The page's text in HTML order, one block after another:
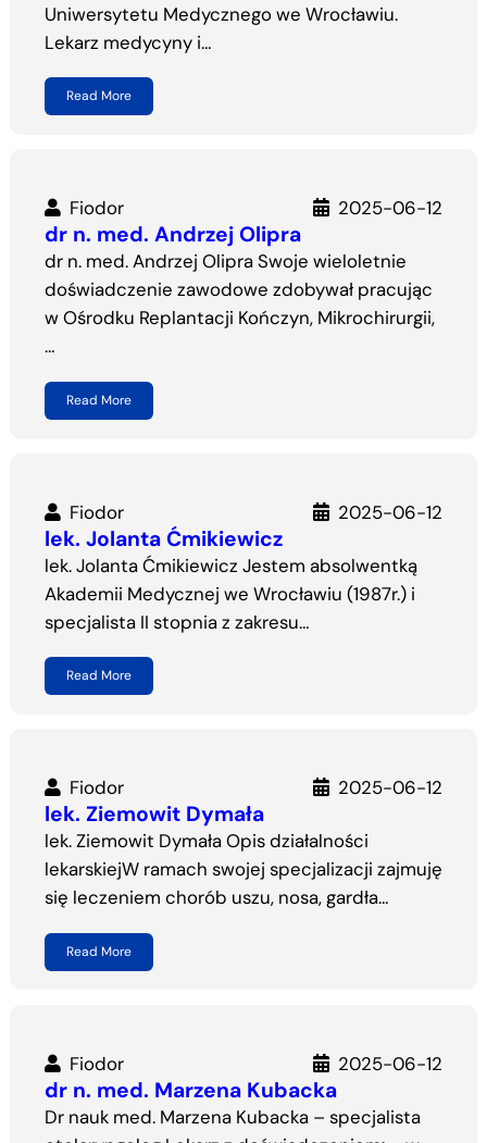
Uniwersytetu Medycznego we Wrocławiu.
Lekarz medycyny i…
Read More
Fiodor 2025-06-12
dr n. med. Andrzej Olipra
dr n. med. Andrzej Olipra Swoje wieloletnie
doświadczenie zawodowe zdobywał pracując
w Ośrodku Replantacji Kończyn, Mikrochirurgii,
…
Read More
Fiodor 2025-06-12
lek. Jolanta Ćmikiewicz
lek. Jolanta Ćmikiewicz Jestem absolwentką
Akademii Medycznej we Wrocławiu (1987r.) i
specjalista II stopnia z zakresu…
Read More
Fiodor 2025-06-12
lek. Ziemowit Dymała
lek. Ziemowit Dymała Opis działalności
lekarskiejW ramach swojej specjalizacji zajmuję
się leczeniem chorób uszu, nosa, gardła…
Read More
Fiodor 2025-06-12
dr n. med. Marzena Kubacka
Dr nauk med. Marzena Kubacka – specjalista